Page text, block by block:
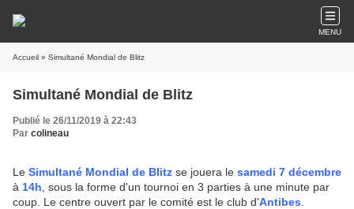
MENU
Accueil » Simultané Mondial de Blitz
Simultané Mondial de Blitz
Publié le 26/11/2019 à 22:43
Par colineau
Le Simultané Mondial de Blitz se jouera le samedi 7 décembre
à 14h , sous la forme d'un tournoi en 3 parties à une minute par
coup. Le centre ouvert par le comité est le club d'Antibes